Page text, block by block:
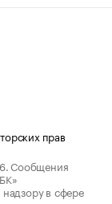
прав
Сообщения
в сфере